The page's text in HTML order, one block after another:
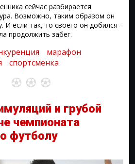
сейчас разбирается
Возможно, таким образом он
И если так, то своего он добился -
продолжить забег.
марафон
спортсменка
и грубой
чемпионата
футболу